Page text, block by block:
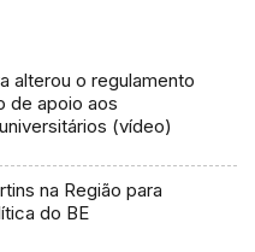
alterou o regulamento
de apoio aos
(vídeo)
na Região para
do BE